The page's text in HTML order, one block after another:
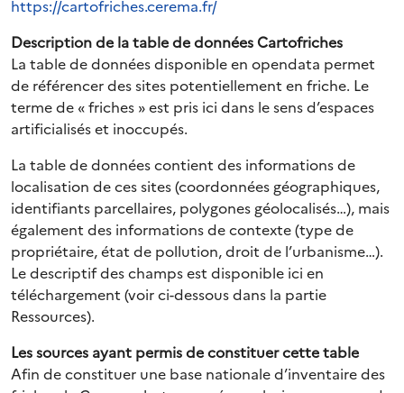
https://cartofriches.cerema.fr/
Description de la table de données Cartofriches
La table de données disponible en opendata permet
de référencer des sites potentiellement en friche. Le
terme de « friches » est pris ici dans le sens d’espaces
artificialisés et inoccupés.
La table de données contient des informations de
localisation de ces sites (coordonnées géographiques,
identifiants parcellaires, polygones géolocalisés…), mais
également des informations de contexte (type de
propriétaire, état de pollution, droit de l’urbanisme…).
Le descriptif des champs est disponible ici en
téléchargement (voir ci-dessous dans la partie
Ressources).
Les sources ayant permis de constituer cette table
Afin de constituer une base nationale d’inventaire des